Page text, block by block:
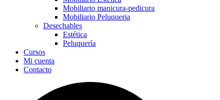
Mobiliario manicura-pedicura
Mobiliario Peluqueria
Desechables
Estética
Peluquería
Cursos
Mi cuenta
Contacto